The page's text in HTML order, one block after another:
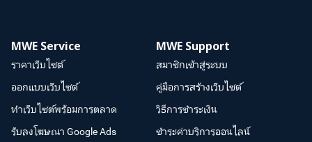
MWE Service
ราคาเว็บไซต์
ออกแบบเว็บไซต์
ทำเว็บไซต์พร้อมการตลาด
รับลงโฆษณา Google Ads
MWE Support
สมาชิกเข้าสู่ระบบ
คู่มือการสร้างเว็บไซต์
วิธีการชำระเงิน
ชำระค่าบริการออนไลน์